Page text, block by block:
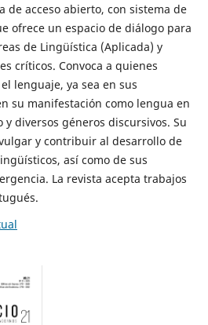
de acceso abierto, con sistema de
ofrece un espacio de diálogo para
de Lingüística (Aplicada) y
críticos. Convoca a quienes
lenguaje, ya sea en sus
su manifestación como lengua en
y diversos géneros discursivos. Su
y contribuir al desarrollo de
así como de sus
La revista acepta trabajos